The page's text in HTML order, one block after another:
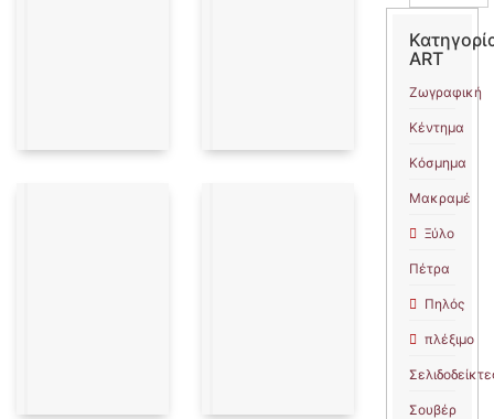
ART
Ζωγραφική
Κέντημα
Κόσμημα
Μακραμέ
Ξύλο
Πέτρα
Πηλός
πλέξιμο
Σουβέρ